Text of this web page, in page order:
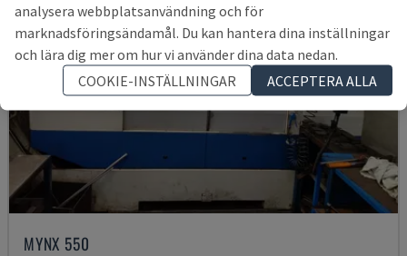
MYNX 550
analysera webbplatsanvändning och för
marknadsföringsändamål. Du kan hantera dina inställningar
och lära dig mer om hur vi använder dina data nedan.
COOKIE-INSTÄLLNINGAR
ACCEPTERA ALLA